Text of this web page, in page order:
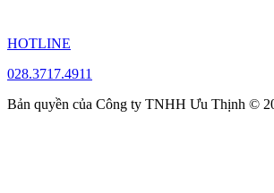
HOTLINE
028.3717.4911
Bản quyền của Công ty TNHH Ưu Thịnh ©